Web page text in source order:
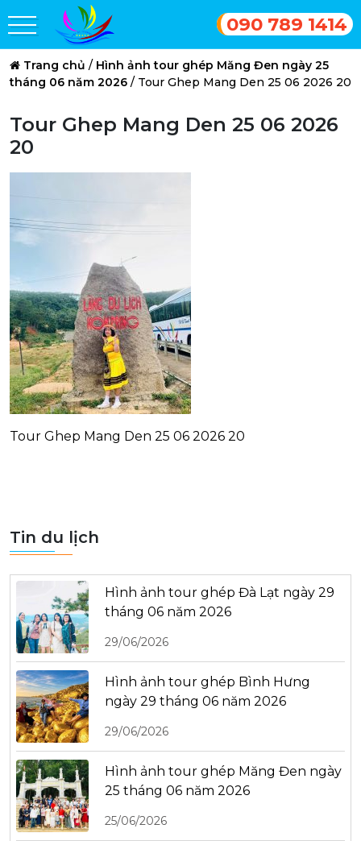
090 789 1414
Trang chủ / Hình ảnh tour ghép Măng Đen ngày 25
tháng 06 năm 2026 / Tour Ghep Mang Den 25 06 2026 20
Tour Ghep Mang Den 25 06 2026
20
Tour Ghep Mang Den 25 06 2026 20
Tin du lịch
Hình ảnh tour ghép Đà Lạt ngày 29
tháng 06 năm 2026
29/06/2026
Hình ảnh tour ghép Bình Hưng
ngày 29 tháng 06 năm 2026
29/06/2026
Hình ảnh tour ghép Măng Đen ngày
25 tháng 06 năm 2026
25/06/2026